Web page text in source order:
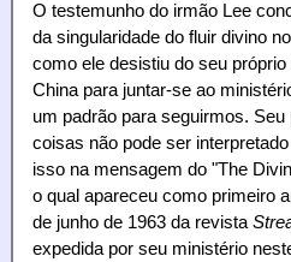
O testemunho do irmão Lee
da singularidade do fluir divino
como ele desistiu do seu
China para juntar-se ao
um padrão para seguirmos.
coisas não pode ser
isso na mensagem do "The
o qual apareceu como primeiro
de junho de 1963 da revista
expedida por seu ministério